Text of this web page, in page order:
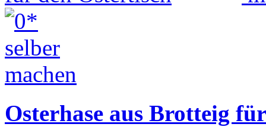
Osterhase aus Brotteig